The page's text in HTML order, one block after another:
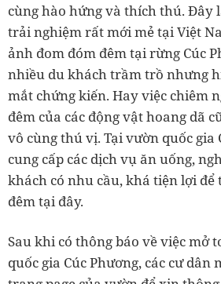
cùng hào hứng và thích thú. Đây
trải nghiệm rất mới mẻ tại Việt
ảnh đom đóm đêm tại rừng Cúc
nhiều du khách trầm trồ nhưng
mắt chứng kiến. Hay việc chiêm
đêm của các động vật hoang dã
vô cùng thú vị. Tại vườn quốc gia
cung cấp các dịch vụ ăn uống,
khách có nhu cầu, khá tiện lợi
đêm tại đây.
Sau khi có thông báo về việc mở
quốc gia Cúc Phương, các cư dân